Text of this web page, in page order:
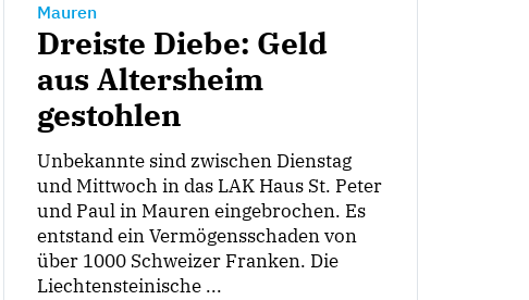
Mauren
Dreiste Diebe: Geld
aus Altersheim
gestohlen
Unbekannte sind zwischen Dienstag
und Mittwoch in das LAK Haus St. Peter
und Paul in Mauren eingebrochen. Es
entstand ein Vermögensschaden von
über 1000 Schweizer Franken. Die
Liechtensteinische ...